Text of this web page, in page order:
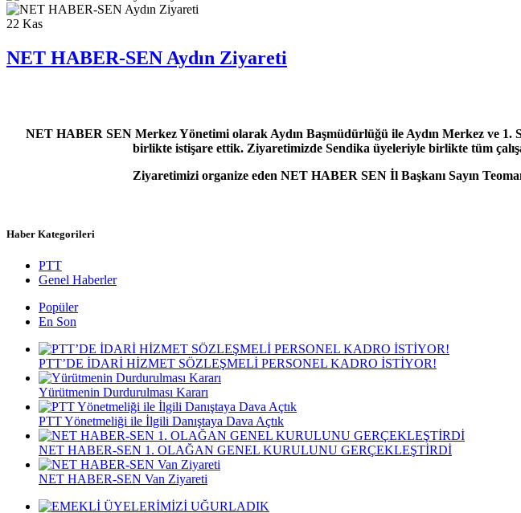
22 Kas
NET HABER-SEN Aydın Ziyareti
NET HABER SEN Merkez Yönetimi olarak Aydın Başmüdürlüğü ile Aydın Merkez ve 1.
birlikte istişare ettik. Ziyaretimizde Sendika üyeleriyle birlikte tüm
Ziyaretimizi organize eden NET HABER SEN İl Başkanı Sayın
Haber Kategorileri
PTT
Genel Haberler
Popüler
En Son
PTT’DE İDARİ HİZMET SÖZLEŞMELİ PERSONEL KADRO İSTİYOR!
Yürütmenin Durdurulması Kararı
PTT Yönetmeliği ile İlgili Danıştaya Dava Açtık
NET HABER-SEN 1. OLAĞAN GENEL KURULUNU GERÇEKLEŞTİRDİ
NET HABER-SEN Van Ziyareti